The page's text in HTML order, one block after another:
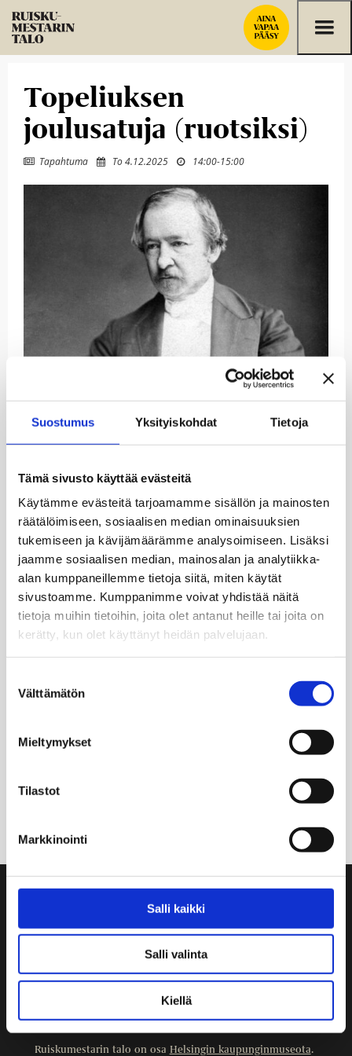
Suostumus Yksityiskohdat Tietoja
Tämä sivusto käyttää evästeitä
Käytämme evästeitä tarjoamamme sisällön ja mainosten
räätälöimiseen, sosiaalisen median ominaisuuksien
tukemiseen ja kävijämäärämme analysoimiseen. Lisäksi
jaamme sosiaalisen median, mainosalan ja analytiikka-
alan kumppaneillemme tietoja siitä, miten käytät
sivustoamme. Kumppanimme voivat yhdistää näitä
tietoja muihin tietoihin, joita olet antanut heille tai joita on
kerätty, kun olet käyttänyt heidän palvelujaan.
valinta
Välttämätön
Mieltymykset
Tilastot
Markkinointi
Salli kaikki
Salli valinta
Kiellä
Topeliuksen
joulusatuja (ruotsiksi)
 Tapahtuma  To 4.12.2025  14:00-15:00
Suomen tuotteliain ja monipuolisin kynäniekka
1800-luvulla oli
Zachris Topelius
, toimittaja,
kirjailija, runoilija ja vieläpä historianprofessorikin.
vuosisataa. Muutamat Topeliuksen rakastetuimmat
sadut sijoittuvat joulun ja talven maisemiin.
Museolehtori Magnus Rask lukee niitä ruotsiksi
Ruiskumestarin talon piharakennuksen kamarissa
torstaina 4. joulukuuta.
Tapahtumaan on vapaa pääsy. Tervetuloa!
Kuva: C. A. Hårdh / Helsingin kaupunginmuseo
Ruiskumestarin talo
09 3107 1549
Muut yhteystiedot
Ruiskumestarin talo on osa Helsingin kaupunginmuseota.